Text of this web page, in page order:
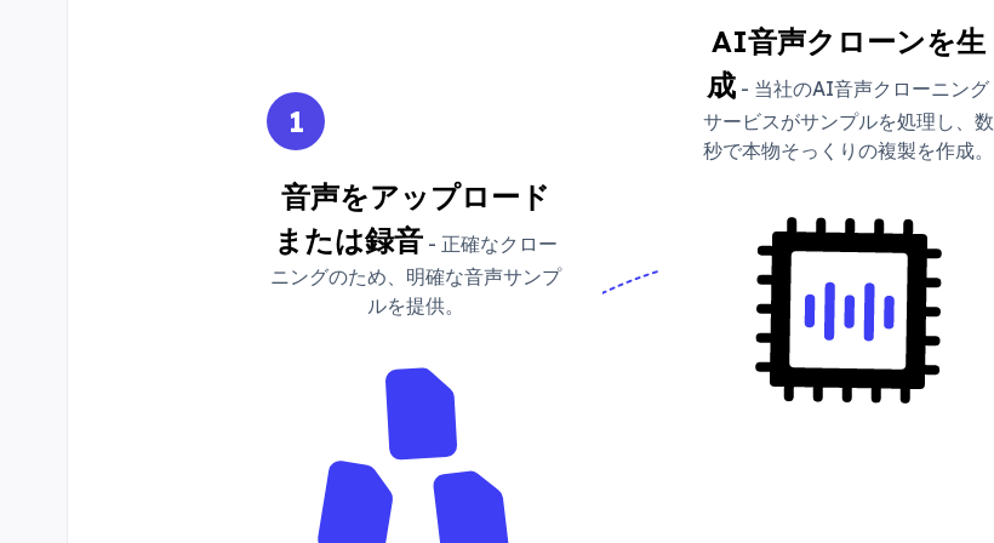
1
音声をアップロード
または録音- 正確なクロー
ニングのため、明確な音声サンプ
ルを提供。
AI音声クローンを生
成 - 当社のAI音声クローニング
サービスがサンプルを処理し、数
秒で本物そっくりの複製を作成。